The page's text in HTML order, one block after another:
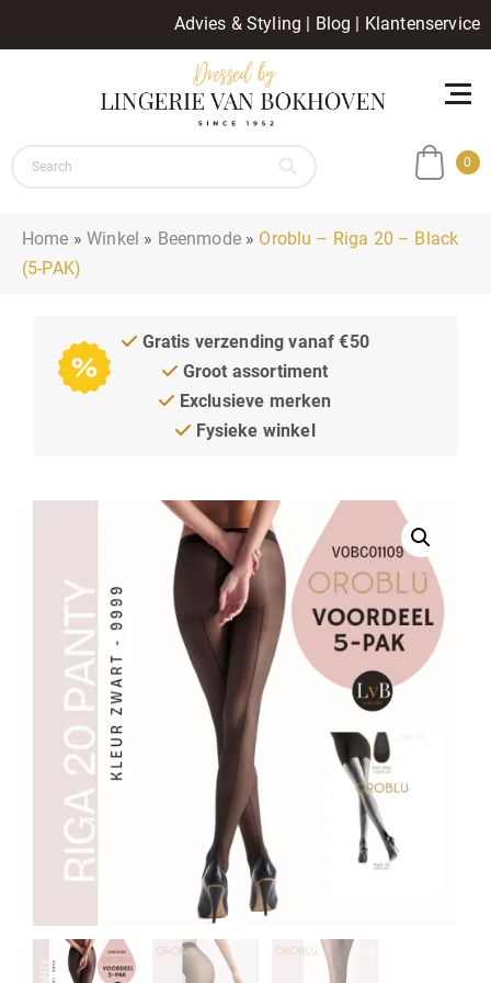
Advies & Styling | Blog | Klantenservice
0
Home »Winkel » Beenmode» Oroblu – Riga 20 – Black
(5-PAK)
Gratis verzending vanaf €50
Groot assortiment
Exclusieve merken
Fysieke winkel